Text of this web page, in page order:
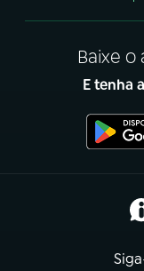
Baixe
E tenha